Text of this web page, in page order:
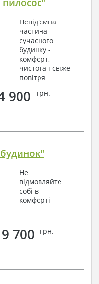
Невід'ємна
частина
сучасного
будинку -
комфорт,
чистота і свіже
повітря
900 грн.
Не
відмовляйте
собі в
комфорті
700 грн.